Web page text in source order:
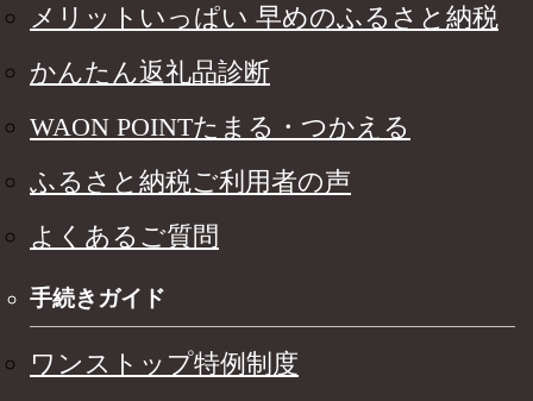
メリットいっぱい 早めのふるさと納税
かんたん返礼品診断
WAON POINTたまる・つかえる
ふるさと納税ご利用者の声
よくあるご質問
手続きガイド
ワンストップ特例制度